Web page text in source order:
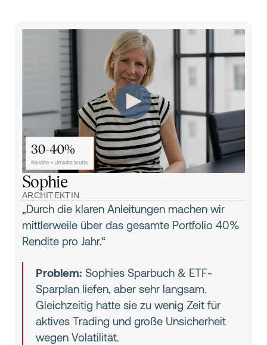
Sophie
ARCHITEKTIN
„Durch die klaren Anleitungen machen wir
mittlerweile über das gesamte Portfolio 40%
Rendite pro Jahr.“
Problem: Sophies Sparbuch & ETF-
Sparplan liefen, aber sehr langsam.
Gleichzeitig hatte sie zu wenig Zeit für
aktives Trading und große Unsicherheit
wegen Volatilität.